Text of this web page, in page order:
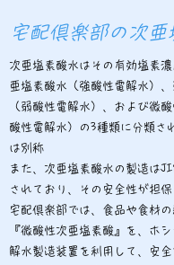
宅配倶楽部の次亜
次亜塩素酸水はその有効塩素
亜塩素酸水（強酸性電解水）
（弱酸性電解水）、および微
酸性電解水）の3種類に分類
は別称
また、次亜塩素酸水の製造は
されており、その安全性が担保
宅配倶楽部では、食品や食材
『微酸性次亜塩素酸』を、ホ
解水製造装置を利用して、安